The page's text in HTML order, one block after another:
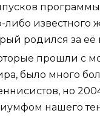
либо известного
родился за
прошли с
было много
но
нашего